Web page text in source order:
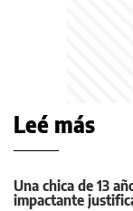
Leé más
Una chica de 13
impactante